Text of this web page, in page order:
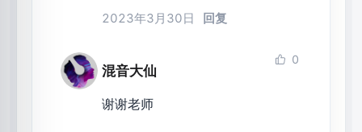
2023年3月30日 回复
混音大仙
0
谢谢老师